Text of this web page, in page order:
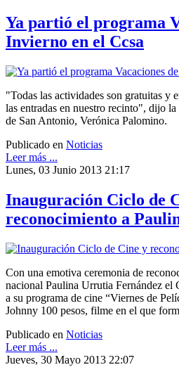
Ya partió el programa
Invierno en el Ccsa
"Todas las actividades son gratuitas y
las entradas en nuestro recinto", dijo
de San Antonio, Verónica Palomino.
Publicado en Noticias
Leer más ...
Lunes, 03 Junio 2013 21:17
Inauguración Ciclo de
reconocimiento a
Con una emotiva ceremonia de
nacional Paulina Urrutia Fernández el
a su programa de cine “Viernes de
Johnny 100 pesos, filme en el que
Publicado en Noticias
Leer más ...
Jueves, 30 Mayo 2013 22:07